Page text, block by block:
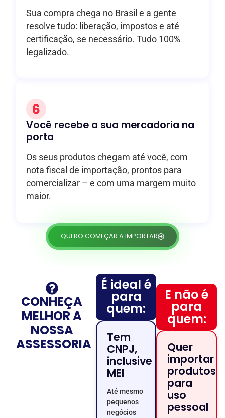
Sua compra chega no Brasil e a gente
resolve tudo: liberação, impostos e até
certificação, se necessário. Tudo 100%
legalizado.
Você recebe a sua mercadoria na
porta
Os seus produtos chegam até você, com
nota fiscal de importação, prontos para
comercializar – e com uma margem muito
maior.
QUERO COMEÇAR A IMPORTAR
CONHEÇA
MELHOR A
NOSSA
ASSESSORIA
É ideal é
para
quem:
Tem
CNPJ,
inclusive
MEI
Até mesmo
pequenos
negócios
E não é
para
quem:
Quer
importar
produtos
para
uso
pessoal